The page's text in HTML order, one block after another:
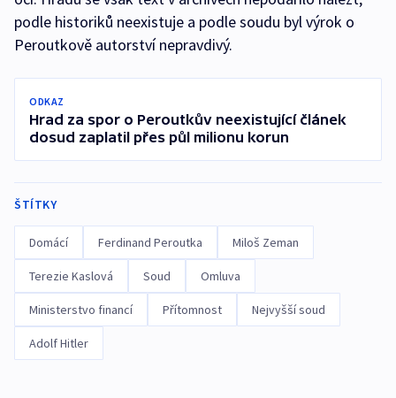
podle historiků neexistuje a podle soudu byl výrok o
Peroutkově autorství nepravdivý.
ODKAZ
Hrad za spor o Peroutkův neexistující článek
dosud zaplatil přes půl milionu korun
ŠTÍTKY
Domácí Ferdinand Peroutka Miloš Zeman
Terezie Kaslová Soud Omluva
Ministerstvo financí Přítomnost Nejvyšší soud
Adolf Hitler